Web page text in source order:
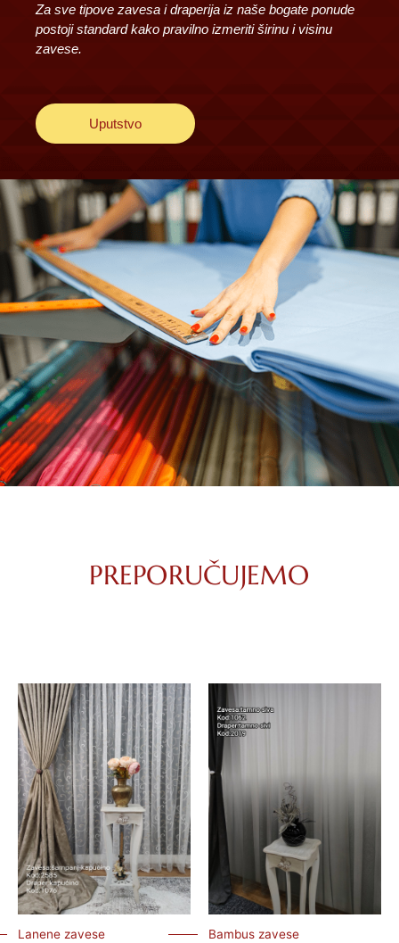
Za sve tipove zavesa i draperija iz naše bogate ponude
postoji standard kako pravilno izmeriti širinu i visinu
zavese.
Uputstvo
PREPORUČUJEMO
Lanene zavese Bambus zavese